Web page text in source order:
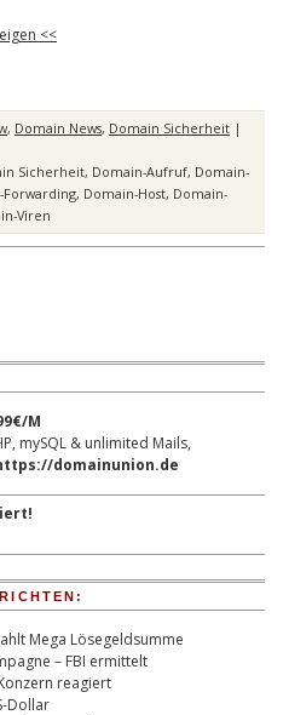
<<
, Domain News, Domain Sicherheit |
Sicherheit, Domain-Aufruf, Domain-
Forwarding, Domain-Host, Domain-
Viren
M
mySQL & unlimited Mails,
domainunion.de
Mega Lösegeldsumme
– FBI ermittelt
reagiert
Dollar